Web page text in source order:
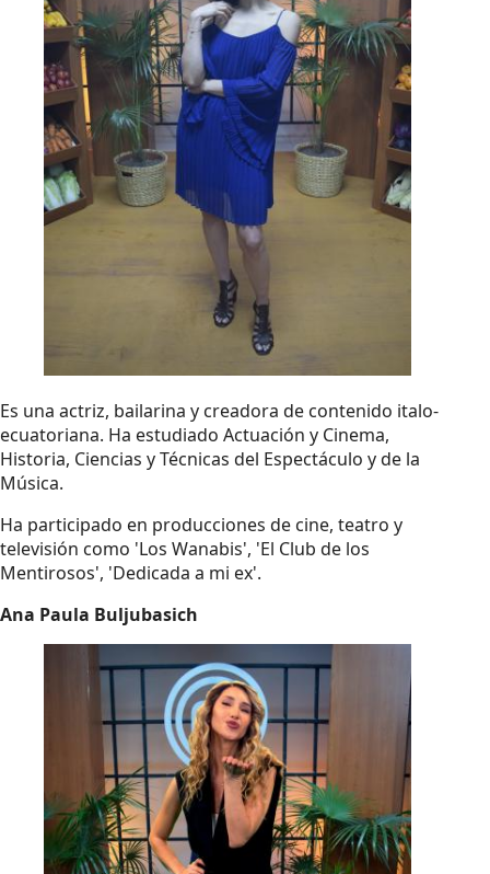
Es una actriz, bailarina y creadora de contenido italo-
ecuatoriana. Ha estudiado Actuación y Cinema,
Historia, Ciencias y Técnicas del Espectáculo y de la
Música.
Ha participado en producciones de cine, teatro y
televisión como 'Los Wanabis', 'El Club de los
Mentirosos', 'Dedicada a mi ex'.
Ana Paula Buljubasich